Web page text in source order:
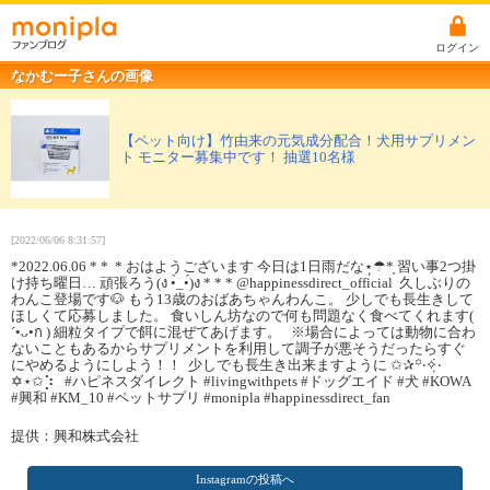
ログイン
なかむー子さんの画像
【ペット向け】竹由来の元気成分配合！犬用サプリメン
ト モニター募集中です！ 抽選10名様
[2022/06/06 8:31:57]
*2022.06.06⁡ ⁡*⁡ ⁡* ⁡ ⁡*⁡ ⁡おはようございます⁡ ⁡今日は1日雨だな⁡⋆̩☂︎*̣̩⁡ 習い事2つ掛
け持ち曜日…⁡ ⁡頑張ろう(ง •̀_•́)ง⁡ ⁡*⁡ ⁡*⁡ ⁡*⁡ ⁡@happinessdirect_official ⁡ ⁡久しぶりの
わんこ登場です🐶⁡ ⁡もう13歳のおばあちゃんわんこ。⁡ ⁡少しでも長生きして
ほしくて応募しました。⁡ ⁡⁡食いしん坊なので何も問題なく食べてくれます(
´•ᴗ•ก )⁡ 細粒タイプで餌に混ぜてあげます。⁡⁡⁡ ⁡⁡ ⁡ ⁡※⁡場合によっては動物に合わ
ないこともあるからサプリメントを利用して調子が悪そうだったらすぐ
にやめるようにしよう！！⁡ ⁡ ⁡少しでも長生き出来ますように⁡ ⁡✩✰꙳‧✧̣̇‧
✡⋆✩⡱ ⁡⁡ ⁡ ⁡#ハピネスダイレクト #livingwithpets #ドッグエイド #犬 #KOWA
#興和 #KM_10 #ペットサプリ #monipla #happinessdirect_fan
提供：興和株式会社
Instagramの投稿へ